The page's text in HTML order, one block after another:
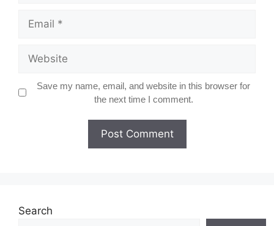
Save my name, email, and website in this browser for
the next time I comment.
Search